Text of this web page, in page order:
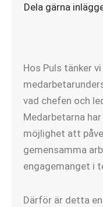
Dela gärna
Hos Puls tänker
vad chefen och
Medarbetarna
möjlighet att
gemensamma
engagemanget i
Därför är detta